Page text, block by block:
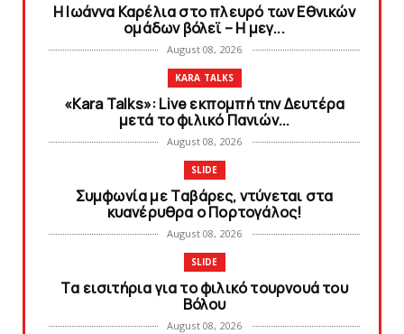
Η Ιωάννα Καρέλια στο πλευρό των Εθνικών
ομάδων βόλεϊ – H μεγ...
August 08, 2026
KARA TALKS
«Kara Talks»: Live εκπομπή την Δευτέρα
μετά το φιλικό Πανιών...
August 08, 2026
SLIDE
Συμφωνία με Tαβάρες, ντύνεται στα
κυανέρυθρα ο Πορτογάλος!
August 08, 2026
SLIDE
Tα εισιτήρια για το φιλικό τουρνουά του
Bόλου
August 08, 2026